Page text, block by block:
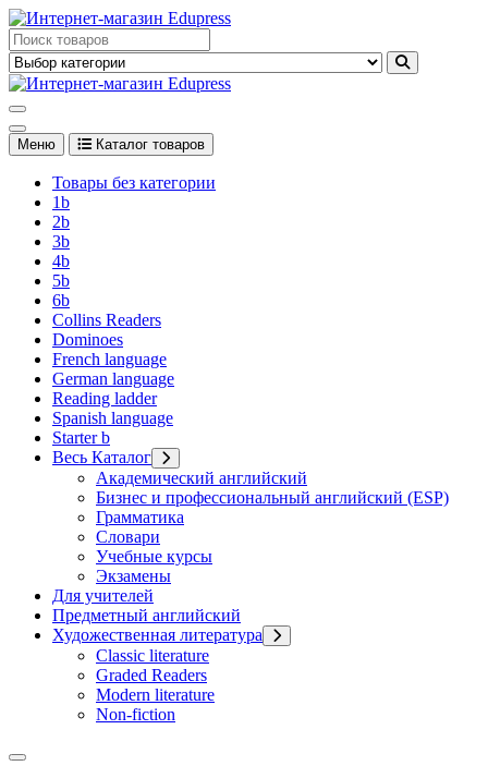
Перейти
к
содержимому
Edupress Uzbekistan, Edupress Узбекистан, книги, учебники на
английском языке
английском языке
Меню Каталог товаров
Товары без категории
1b
2b
3b
4b
5b
6b
Collins Readers
Dominoes
French language
German language
Reading ladder
Spanish language
Starter b
Весь Каталог
Академический английский
Бизнес и профессиональный английский (ESP)
Грамматика
Словари
Учебные курсы
Экзамены
Для учителей
Предметный английский
Художественная литература
Classic literature
Graded Readers
Modern literature
Non-fiction